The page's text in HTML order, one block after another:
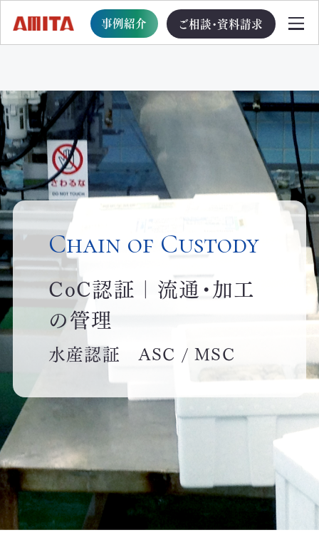
事例紹介 ご相談・資料請求
TOP
サービス一覧
サステナブル経営への移行支援
TOP
循環型事業創出プログラム
ビジョン・戦略・計画策定支援
イニシアチブ対応/情報開示支援
サーキュラーエコノミー
カーボンニュートラル
ネイチャーポジティブ
サステナビリティ教育・研修
循環資源（サーキュラーマテリアル）製造
TOP
Chain of Custody
CoC認証｜流通・加工
の管理
水産認証 ASC / MSC